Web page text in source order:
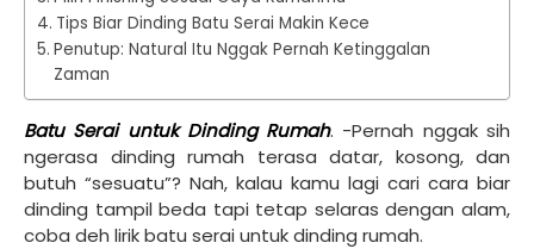
Tips Biar Dinding Batu Serai Makin Kece
Penutup: Natural Itu Nggak Pernah Ketinggalan
Zaman
Batu Serai untuk Dinding Rumah. -Pernah nggak sih
ngerasa dinding rumah terasa datar, kosong, dan
butuh “sesuatu”? Nah, kalau kamu lagi cari cara biar
dinding tampil beda tapi tetap selaras dengan alam,
coba deh lirik batu serai untuk dinding rumah.